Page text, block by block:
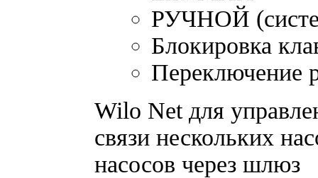
РУЧНОЙ
Блокировка
Переключение
Wilo Net для
связи нескольких
насосов через шлюз